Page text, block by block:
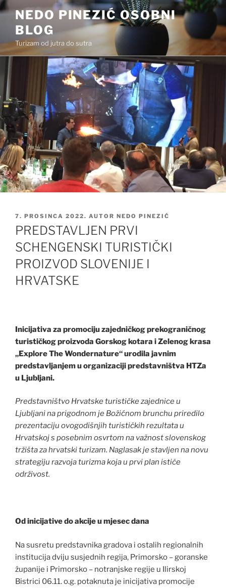
Preskoči
sadržaj
NEDO PINEZIĆ OSOBNI
BLOG
Turizam od jutra do sutra
OBJAVLJENO
7. PROSINCA 2022. AUTOR NEDO PINEZIĆ
PREDSTAVLJEN PRVI
SCHENGENSKI TURISTIČKI
PROIZVOD SLOVENIJE I
HRVATSKE
Inicijativa za promociju zajedničkog prekograničnog
turističkog proizvoda Gorskog kotara i Zelenog krasa
„Explore The Wondernature“ urodila javnim
predstavljanjem u organizaciji predstavništva HTZa
u Ljubljani.
Predstavništvo Hrvatske turističke zajednice u
Ljubljani na prigodnom je Božićnom brunchu priredilo
prezentaciju ovogodišnjih turističkih rezultata u
Hrvatskoj s posebnim osvrtom na važnost slovenskog
tržišta za hrvatski turizam. Naglasak je stavljen na novu
strategiju razvoja turizma koja u prvi plan ističe
održivost.
Od inicijative do akcije u mjesec dana
Na susretu predstavnika gradova i ostalih regionalnih
institucija dviju susjednih regija, Primorsko – goranske
županije i Primorsko – notranjske regije u Ilirskoj
Bistrici 06.11. o.g. potaknuta je inicijativa promocije